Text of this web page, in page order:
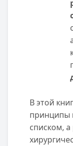
В этой
принципы
списком,